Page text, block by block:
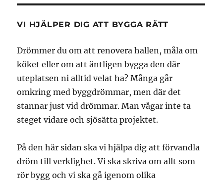
VI HJÄLPER DIG ATT BYGGA RÄTT
Drömmer du om att renovera hallen, måla om
köket eller om att äntligen bygga den där
uteplatsen ni alltid velat ha? Många går
omkring med byggdrömmar, men där det
stannar just vid drömmar. Man vågar inte ta
steget vidare och sjösätta projektet.
På den här sidan ska vi hjälpa dig att förvandla
dröm till verklighet. Vi ska skriva om allt som
rör bygg och vi ska gå igenom olika